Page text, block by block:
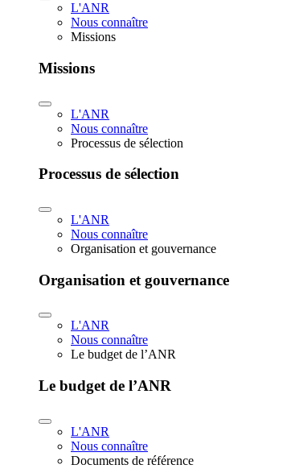
L'ANR
Nous connaître
Missions
Missions
L'ANR
Nous connaître
Processus de sélection
Processus de sélection
L'ANR
Nous connaître
Organisation et gouvernance
Organisation et gouvernance
L'ANR
Nous connaître
Le budget de l’ANR
Le budget de l’ANR
L'ANR
Nous connaître
Documents de référence